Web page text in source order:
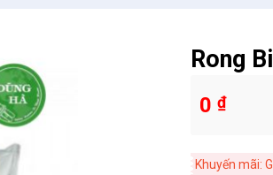
Rong
0 ₫
Khuyến mãi: